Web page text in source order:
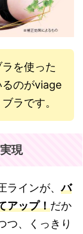
を使った
るのがviage
ラです。
現
ラインが、バ
アップ！だか
つ、くっきり